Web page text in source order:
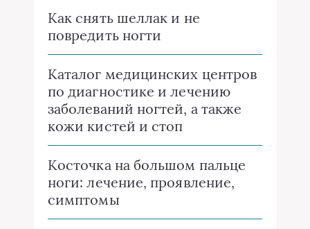
Как снять шеллак и не
повредить ногти
Каталог медицинских центров
по диагностике и лечению
заболеваний ногтей, а также
кожи кистей и стоп
Косточка на большом пальце
ноги: лечение, проявление,
симптомы